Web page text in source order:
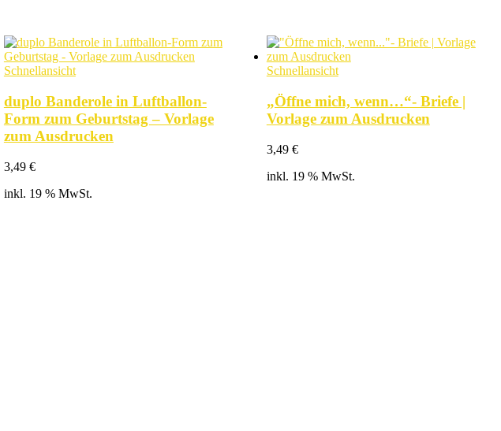
Schnellansicht
duplo Banderole in Luftballon-
Form zum Geburtstag – Vorlage
zum Ausdrucken
3,49 €
inkl. 19 % MwSt.
Schnellansicht
„Öffne mich, wenn…“- Briefe |
Vorlage zum Ausdrucken
3,49 €
inkl. 19 % MwSt.